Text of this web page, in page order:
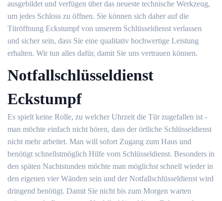
ausgebildet und verfügen über das neueste technische Werkzeug,
um jedes Schloss zu öffnen. Sie können sich daher auf die
Türöffnung Eckstumpf von unserem Schlüsseldienst verlassen
und sicher sein, dass Sie eine qualitativ hochwertige Leistung
erhalten. Wir tun alles dafür, damit Sie uns vertrauen können.
Notfallschlüsseldienst
Eckstumpf
Es spielt keine Rolle, zu welcher Uhrzeit die Tür zugefallen ist -
man möchte einfach nicht hören, dass der örtliche Schlüsseldienst
nicht mehr arbeitet. Man will sofort Zugang zum Haus und
benötigt schnellstmöglich Hilfe vom Schlüsseldienst. Besonders in
den späten Nachtstunden möchte man möglichst schnell wieder in
den eigenen vier Wänden sein und der Notfallschlüsseldienst wird
dringend benötigt. Damit Sie nicht bis zum Morgen warten